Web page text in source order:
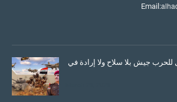
Email:
للحرب جيش بلا سلاح ولا إرادة في